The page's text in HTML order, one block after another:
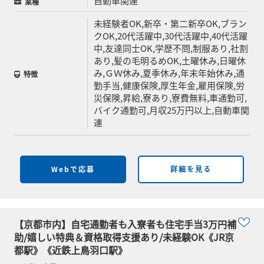
特徴
未経験者OK,新卒・第二新卒OK,ブラン
クOK,20代活躍中,30代活躍中,40代活躍
中,友達同士OK,学歴不問,制服あり,社割
あり,髪の毛明るめOK,土曜休み,日曜休
み,ＧＷ休み,夏季休み,年末年始休み,通
勤手当,健康保険,厚生年金,雇用保険,労
災保険,昇給,寮あり,寮費無料,車通勤可,
バイク通勤可,月収25万円以上,自動車関
連
Webで応募 詳細を見る
【京都市内】自宅通勤者も入寮者も住宅手当3万円補
助/嬉しい特典＆資格取得支援あり/未経験OK《JR京
都駅》《近鉄上鳥羽口駅》